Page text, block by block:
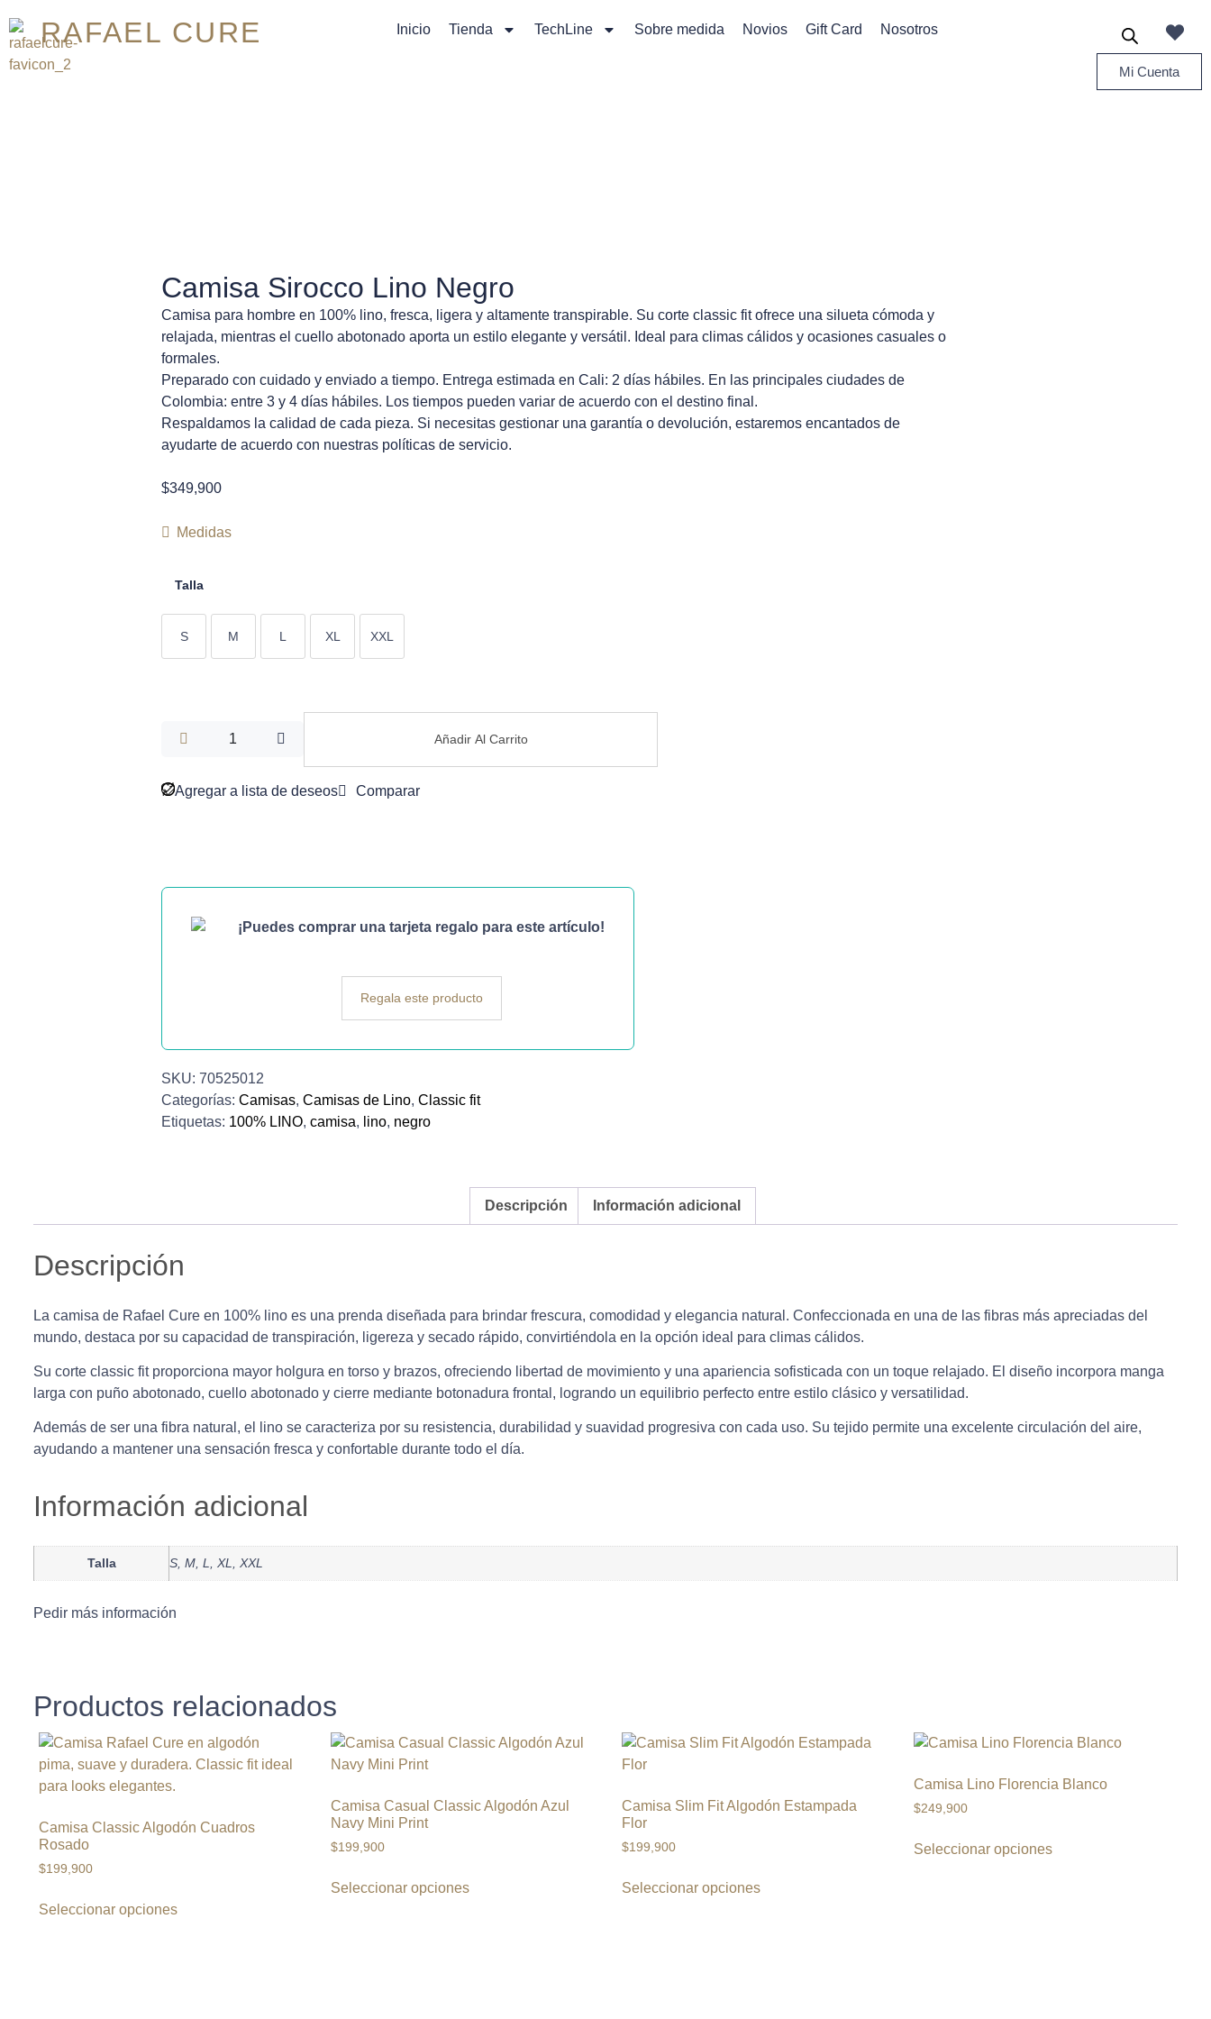
RAFAEL CURE Inicio Tienda TechLine Sobre medida Novios Gift Card Nosotros
Mi Cuenta
Camisa Sirocco Lino Negro
Camisa para hombre en 100% lino, fresca, ligera y altamente transpirable. Su corte classic fit ofrece una silueta cómoda y
relajada, mientras el cuello abotonado aporta un estilo elegante y versátil. Ideal para climas cálidos y ocasiones casuales o
formales.
Preparado con cuidado y enviado a tiempo. Entrega estimada en Cali: 2 días hábiles. En las principales ciudades de
Colombia: entre 3 y 4 días hábiles. Los tiempos pueden variar de acuerdo con el destino final.
Respaldamos la calidad de cada pieza. Si necesitas gestionar una garantía o devolución, estaremos encantados de
ayudarte de acuerdo con nuestras políticas de servicio.
$349,900
Medidas
Talla
S M L XL XXL
Añadir Al Carrito
Agregar a lista de deseos Comparar
¡Puedes comprar una tarjeta regalo para este artículo!
Regala este producto
SKU:70525012
Categorías:Camisas,Camisas de Lino,Classic fit
Etiquetas: 100% LINO,camisa, lino, negro
Descripción Información adicional
Descripción
La camisa de Rafael Cure en 100% lino es una prenda diseñada para brindar frescura, comodidad y elegancia natural. Confeccionada en una de las fibras más apreciadas del
mundo, destaca por su capacidad de transpiración, ligereza y secado rápido, convirtiéndola en la opción ideal para climas cálidos.
Su corte classic fit proporciona mayor holgura en torso y brazos, ofreciendo libertad de movimiento y una apariencia sofisticada con un toque relajado. El diseño incorpora manga
larga con puño abotonado, cuello abotonado y cierre mediante botonadura frontal, logrando un equilibrio perfecto entre estilo clásico y versatilidad.
Además de ser una fibra natural, el lino se caracteriza por su resistencia, durabilidad y suavidad progresiva con cada uso. Su tejido permite una excelente circulación del aire,
ayudando a mantener una sensación fresca y confortable durante todo el día.
Información adicional
Talla S, M, L, XL, XXL
Pedir más información
Productos relacionados
Camisa Classic Algodón Cuadros
Rosado
$199,900
Seleccionar opciones
Camisa Casual Classic Algodón Azul
Navy Mini Print
$199,900
Seleccionar opciones
Camisa Slim Fit Algodón Estampada
Flor
$199,900
Seleccionar opciones
Camisa Lino Florencia Blanco
$249,900
Seleccionar opciones